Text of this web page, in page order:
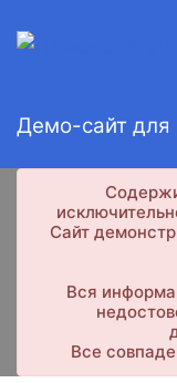
Демо-сайт для
Сайт
Вся
Все